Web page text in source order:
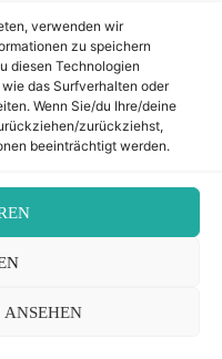
verwenden wir
zu speichern
diesen Technologien
das Surfverhalten oder
Wenn Sie/du Ihre/deine
zurückziehst,
beeinträchtigt werden.